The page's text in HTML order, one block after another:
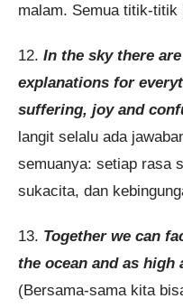
malam. Semua titik-titik
12. In the sky there
explanations for
suffering, joy and
langit selalu ada
semuanya: setiap rasa
sukacita, dan
13. Together we can
the ocean and as
(Bersama-sama kita